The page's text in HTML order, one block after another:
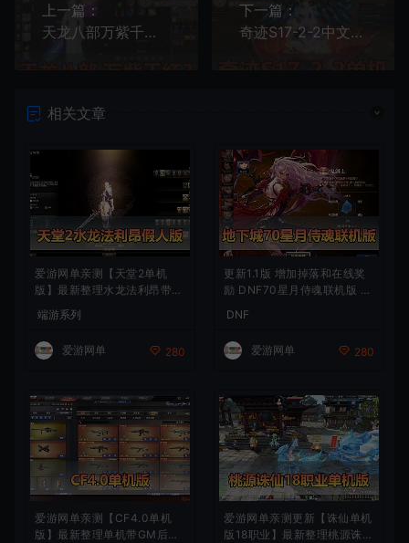
上一篇：
天龙八部万紫千红3仿官单机版内置GM经典唯美双和客户端虚拟机一键端
下一篇：
奇迹S17-2-2中文附魔版某宝价值129元的精品端免虚拟机单机一键端视频教程S17配套GM工具及教程
相关文章
爱游网单亲测【天堂2单机
版】最新整理水龙法利昂带假
能GM控制台 可发物品装备
虚拟机一键端 视频安装教学
端游系列
爱游网单 280
更新1.1版 增加掉落和在线奖
励 DNF70星月侍魂联机版 丰
辟邪玉 皮肤外观 BUFF技能徽
章 史诗装备特效徽章 技能宝
珠等 在线点 装备靠爆
DNF
爱游网单 280
爱游网单亲测【CF4.0单机
版】最新整理单机带GM后台
爱游网单亲测更新【诛仙单机
版18职业】最新整理桃源诛仙